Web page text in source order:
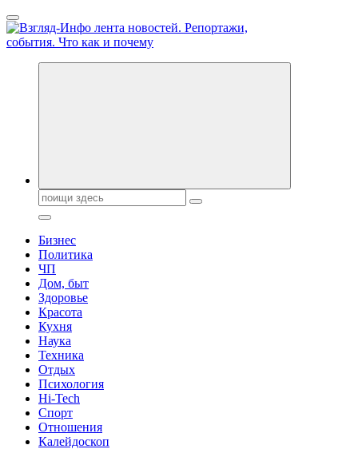
Перейти
к
содержанию
Обо всем и обо всех, что зачем и почему. Новости политики,
Поиск:
Бизнес
Политика
ЧП
Дом, быт
Здоровье
Красота
Кухня
Наука
Техника
Отдых
Психология
Hi-Tech
Спорт
Отношения
Калейдоскоп